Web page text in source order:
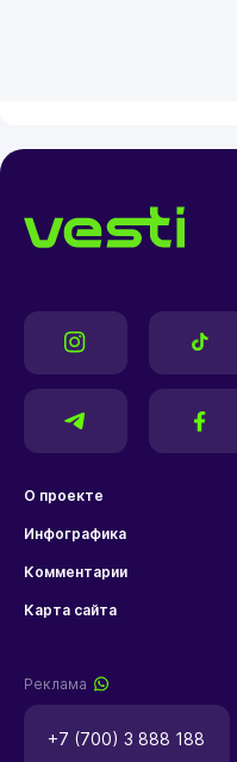
О проекте
Инфографика
Комментарии
Карта сайта
Реклама
+7 (700) 3 888 188